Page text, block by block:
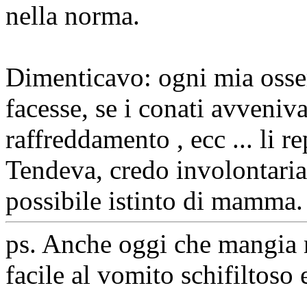
nella norma.
Dimenticavo: ogni mia
facesse, se i conati
raffreddamento , ecc ... li
Tendeva, credo
possibile istinto di mamma.
ps. Anche oggi che
facile al vomito schifiltoso